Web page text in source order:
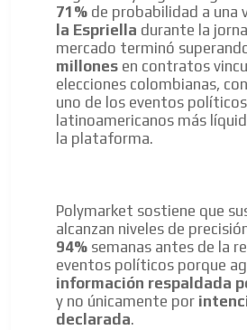
71% de probabilidad a una
la Espriella durante la
mercado terminó
millones en contratos
elecciones colombianas,
uno de los eventos políticos
latinoamericanos más
la plataforma.
Polymarket sostiene que
alcanzan niveles de
94% semanas antes de la
eventos políticos porque
información respaldada
y no únicamente por
declarada.